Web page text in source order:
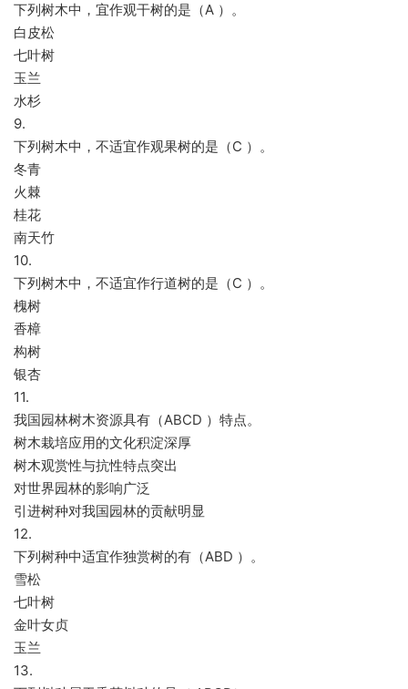
下列树木中，宜作观干树的是（A ）。
白皮松
七叶树
玉兰
水杉
9.
下列树木中，不适宜作观果树的是（C ）。
冬青
火棘
桂花
南天竹
10.
下列树木中，不适宜作行道树的是（C ）。
槐树
香樟
构树
银杏
11.
我国园林树木资源具有（ABCD ）特点。
树木栽培应用的文化积淀深厚
树木观赏性与抗性特点突出
对世界园林的影响广泛
引进树种对我国园林的贡献明显
12.
下列树种中适宜作独赏树的有（ABD ）。
雪松
七叶树
金叶女贞
玉兰
13.